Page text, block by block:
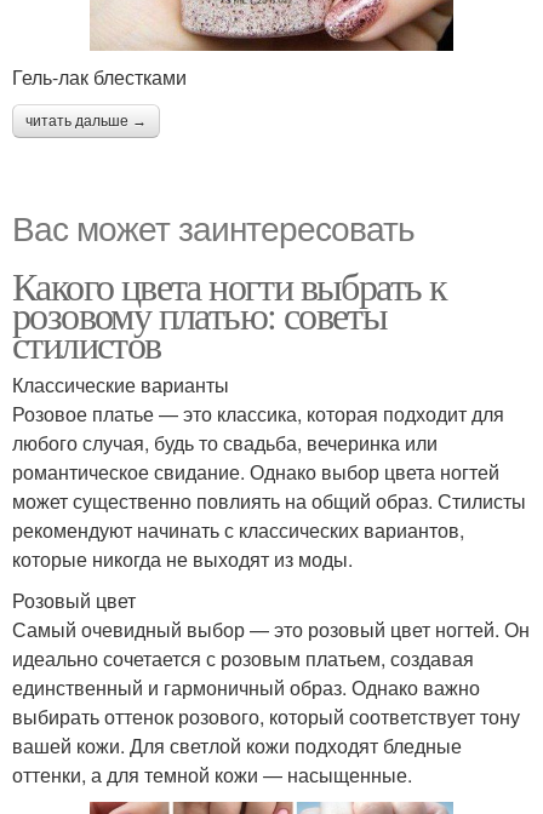
Гель-лак блестками
читать дальше →
Вас может заинтересовать
Какого цвета ногти выбрать к
розовому платью: советы
стилистов
Классические варианты
Розовое платье — это классика, которая подходит для
любого случая, будь то свадьба, вечеринка или
романтическое свидание. Однако выбор цвета ногтей
может существенно повлиять на общий образ. Стилисты
рекомендуют начинать с классических вариантов,
которые никогда не выходят из моды.
Розовый цвет
Самый очевидный выбор — это розовый цвет ногтей. Он
идеально сочетается с розовым платьем, создавая
единственный и гармоничный образ. Однако важно
выбирать оттенок розового, который соответствует тону
вашей кожи. Для светлой кожи подходят бледные
оттенки, а для темной кожи — насыщенные.